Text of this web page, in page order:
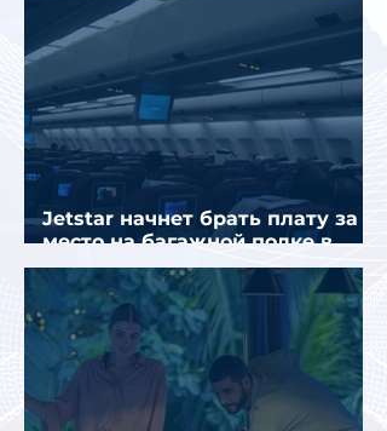
Jetstar начнет брать плату за
место на багажной полке в
салоне самолета